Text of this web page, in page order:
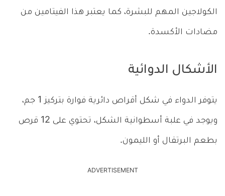
الكولاجين المهم للبشرة، كما يعتبر هذا الفيتامين من
مضادات الأكسدة.
الأشكال الدوائية
يتوفر الدواء في شكل أقراص دائرية فوارة بتركيز 1 جم،
ويوجد في علبة أسطوانية الشكل، تحتوي على 12 قرص
بطعم البرتقال أو الليمون.
ADVERTISEMENT